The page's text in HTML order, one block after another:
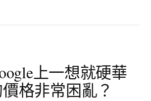
上一想就硬華
格非常困亂？